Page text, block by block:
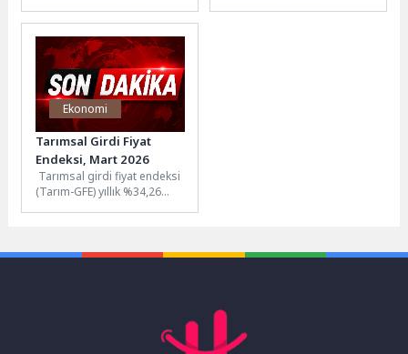
ve ailelerin bu özel
yolculuğunda yanlarında...
Ekonomi
Tarımsal Girdi Fiyat
Endeksi, Mart 2026
Tarımsal girdi fiyat endeksi
(Tarım-GFE) yıllık %34,26